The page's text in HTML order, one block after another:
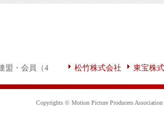
盟・会員（4
松竹株式会社 東宝株
Copyrights © Motion Picture Producers Association